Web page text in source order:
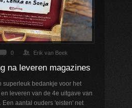
0 Erik van Beek
na leveren magazines
superleuk bedankje voor het
leveren van de 4e uitgave van
Een aantal ouders 'eisten' net